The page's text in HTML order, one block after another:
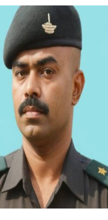
അടിക്കടിയുള്ള
വന്‍ സുരക്ഷാ
വ്യക്തമാക്കി.
സുരക്ഷിതമായി
സംഘങ്ങളെയും
വിന്യസിച്ചു.
പ്രിന്‍സിപ്പല്‍
സംഭവത്തിന്
ഏറ്റെടുത്തിട്ടില്ല.
സുരക്ഷാ
പരിശ്രമം